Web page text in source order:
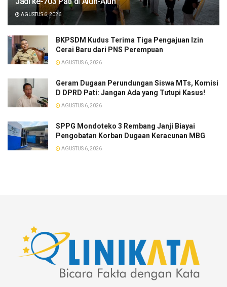
AGUSTUS 6, 2026
BKPSDM Kudus Terima Tiga Pengajuan Izin
Cerai Baru dari PNS Perempuan
AGUSTUS 6, 2026
Geram Dugaan Perundungan Siswa MTs, Komisi
D DPRD Pati: Jangan Ada yang Tutupi Kasus!
AGUSTUS 6, 2026
SPPG Mondoteko 3 Rembang Janji Biayai
Pengobatan Korban Dugaan Keracunan MBG
AGUSTUS 6, 2026